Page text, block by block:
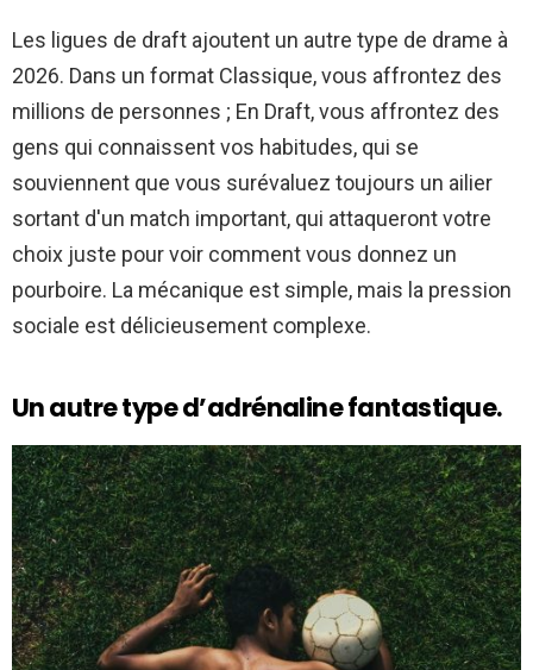
Les ligues de draft ajoutent un autre type de drame à
2026. Dans un format Classique, vous affrontez des
millions de personnes ; En Draft, vous affrontez des
gens qui connaissent vos habitudes, qui se
souviennent que vous surévaluez toujours un ailier
sortant d'un match important, qui attaqueront votre
choix juste pour voir comment vous donnez un
pourboire. La mécanique est simple, mais la pression
sociale est délicieusement complexe.
Un autre type d’adrénaline fantastique.